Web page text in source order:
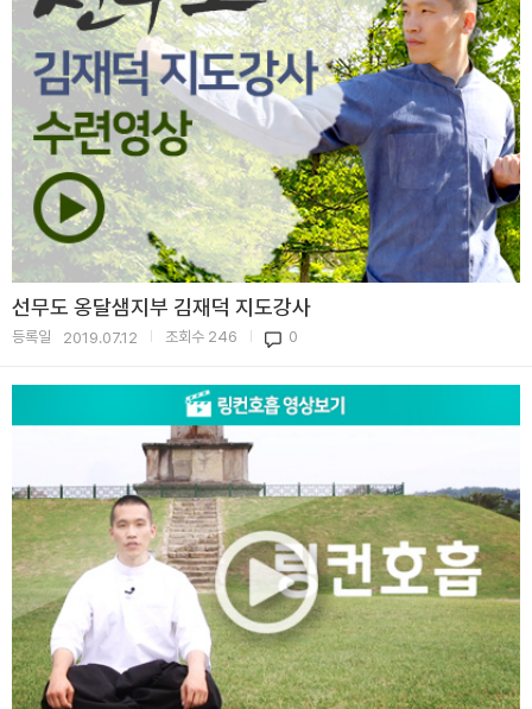
선무도 옹달샘지부 김재덕 지도강사
등록일 2019.07.12 조회수 246 0